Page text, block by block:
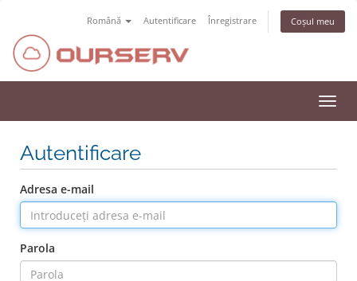
Română Autentificare Înregistrare Coșul meu
Autentificare
Adresa e-mail
Parola